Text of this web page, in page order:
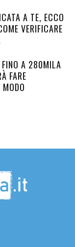
A TE, ECCO
VERIFICARE
FINO A 280MILA
FARE